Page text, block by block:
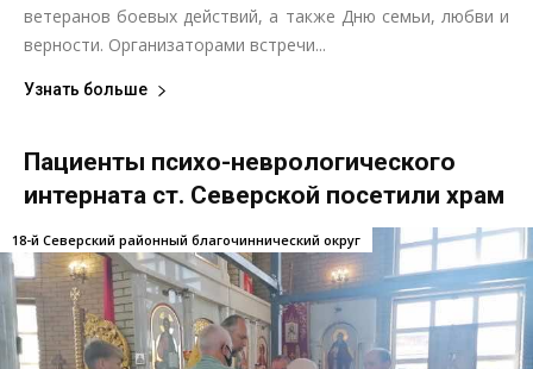
ветеранов боевых действий, а также Дню семьи, любви и
верности. Организаторами встречи...
Узнать больше
Пациенты психо-неврологического
интерната ст. Северской посетили храм
18-й Северский районный благочиннический округ